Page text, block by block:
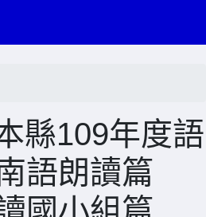
縣109年度語
語朗讀篇